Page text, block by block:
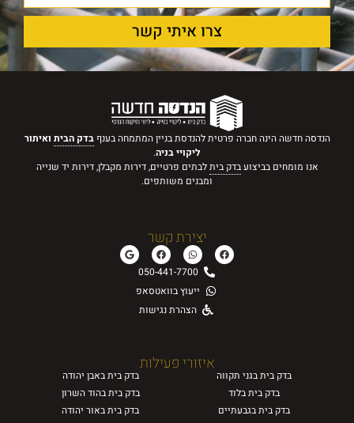
צרו איתי קשר
הנדסה חדשה הינה חברה פרטית להנדסת בניין המתמחה בענףבדק הבית ואיתור
ליקויי בניה.
אנו מומחים בביצועבדק ביתלבתים פרטיים, דירות מקבלן, דירות יד שנייה
ומבנים משותפים.
יצירת קשר
050-441-7700
ייעוץ בוואטסאפ
הצהרת נגישות
איזורי פעילות
בדק ביתבגני תקווה בדק ביתבאבן יהודה
בדק ביתבלוד בדק ביתבהוד השרון
בדק ביתבגבעתיים בדק ביתבאור יהודה